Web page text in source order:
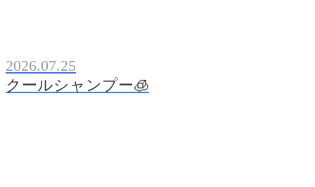
2026.07.25
クールシャンプー🧊